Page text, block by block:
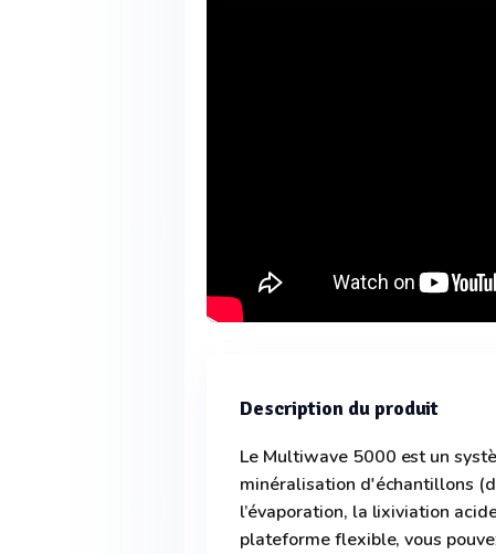
Description du produit
Le Multiwave 5000 est un
minéralisation d'échantillons
l’évaporation, la lixiviation
plateforme flexible, vous